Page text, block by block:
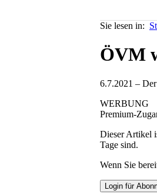
Sie lesen in:
ÖVM
6.7.2021 –
WERBUNG
Premium-
Dieser Artikel
Tage sind.
Wenn Sie